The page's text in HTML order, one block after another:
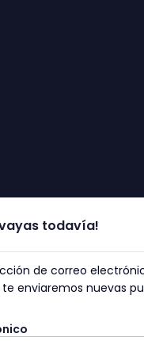
vayas todavía!
de correo
enviaremos nuevas